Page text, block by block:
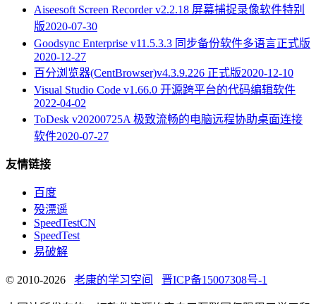
Aiseesoft Screen Recorder v2.2.18 屏幕捕捉录像软件特别
版2020-07-30
Goodsync Enterprise v11.5.3.3 同步备份软件多语言正式版
2020-12-27
百分浏览器(CentBrowser)v4.3.9.226 正式版2020-12-10
Visual Studio Code v1.66.0 开源跨平台的代码编辑软件
2022-04-02
ToDesk v20200725A 极致流畅的电脑远程协助桌面连接
软件2020-07-27
友情链接
百度
殁漂遥
SpeedTestCN
SpeedTest
易破解
© 2010-2026 老康的学习空间 晋ICP备15007308号-1